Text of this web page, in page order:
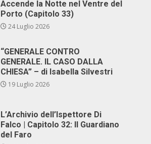
Accende la Notte nel Ventre del
Porto (Capitolo 33)
24 Luglio 2026
“GENERALE CONTRO
GENERALE. IL CASO DALLA
CHIESA” – di Isabella Silvestri
19 Luglio 2026
L’Archivio dell’Ispettore Di
Falco | Capitolo 32: Il Guardiano
del Faro